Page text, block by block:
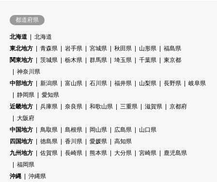
都道府県
北海道
北海道
東北地方
青森県 岩手県 宮城県 秋田県 山形県
福島県
関東地方
茨城県 栃木県 群馬県 埼玉県 千葉県
東京都
神奈川県
中部地方
新潟県 富山県 石川県 福井県 山梨県 長野県
岐阜県
静岡県
愛知県
近畿地方
兵庫県 奈良県 和歌山県 三重県 滋賀県
京都府
大阪府
中国地方
鳥取県 島根県 岡山県 広島県
山口県
四国地方
徳島県 香川県 愛媛県
高知県
九州地方
佐賀県 長崎県 熊本県 大分県 宮崎県
鹿児島県
福岡県
沖縄
沖縄県